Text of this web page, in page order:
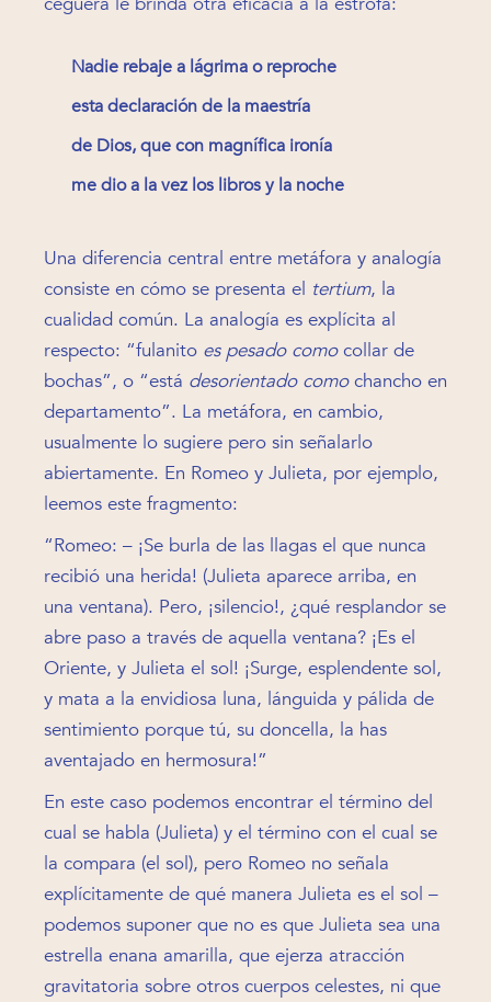
Nadie rebaje a lágrima o reproche
esta declaración de la maestría
de Dios, que con magnífica ironía
me dio a la vez los libros y la noche
Una diferencia central entre metáfora y analogía
consiste en cómo se presenta el tertium, la
cualidad común. La analogía es explícita al
respecto: “fulanito es pesado comocollar de
bochas”, o “está desorientado comochancho en
departamento”. La metáfora, en cambio,
usualmente lo sugiere pero sin señalarlo
abiertamente. En Romeo y Julieta, por ejemplo,
leemos este fragmento:
“Romeo: – ¡Se burla de las llagas el que nunca
recibió una herida! (Julieta aparece arriba, en
una ventana). Pero, ¡silencio!, ¿qué resplandor se
abre paso a través de aquella ventana? ¡Es el
Oriente, y Julieta el sol! ¡Surge, esplendente sol,
y mata a la envidiosa luna, lánguida y pálida de
sentimiento porque tú, su doncella, la has
aventajado en hermosura!”
En este caso podemos encontrar el término del
cual se habla (Julieta) y el término con el cual se
la compara (el sol), pero Romeo no señala
explícitamente de qué manera Julieta es el sol –
podemos suponer que no es que Julieta sea una
estrella enana amarilla, que ejerza atracción
gravitatoria sobre otros cuerpos celestes, ni que